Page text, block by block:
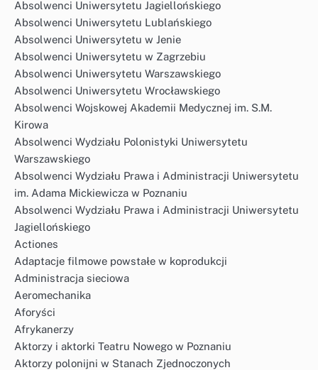
Absolwenci Uniwersytetu Jagiellońskiego
Absolwenci Uniwersytetu Lublańskiego
Absolwenci Uniwersytetu w Jenie
Absolwenci Uniwersytetu w Zagrzebiu
Absolwenci Uniwersytetu Warszawskiego
Absolwenci Uniwersytetu Wrocławskiego
Absolwenci Wojskowej Akademii Medycznej im. S.M.
Kirowa
Absolwenci Wydziału Polonistyki Uniwersytetu
Warszawskiego
Absolwenci Wydziału Prawa i Administracji Uniwersytetu
im. Adama Mickiewicza w Poznaniu
Absolwenci Wydziału Prawa i Administracji Uniwersytetu
Jagiellońskiego
Actiones
Adaptacje filmowe powstałe w koprodukcji
Administracja sieciowa
Aeromechanika
Aforyści
Afrykanerzy
Aktorzy i aktorki Teatru Nowego w Poznaniu
Aktorzy polonijni w Stanach Zjednoczonych